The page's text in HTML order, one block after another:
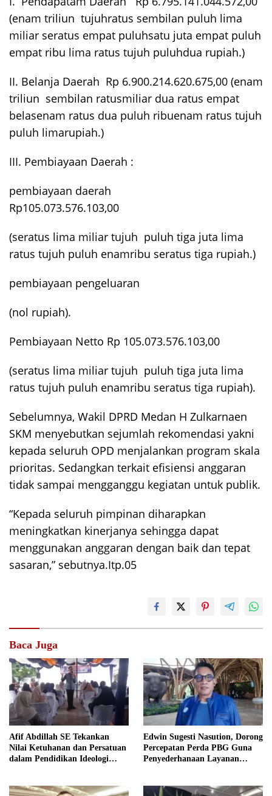
(enam triliun tujuhratus sembilan puluh lima
miliar seratus empat puluhsatu juta empat puluh
empat ribu lima ratus tujuh puluhdua rupiah.)
II. Belanja Daerah Rp 6.900.214.620.675,00 (enam
triliun sembilan ratusmiliar dua ratus empat
belasenam ratus dua puluh ribuenam ratus tujuh
puluh limarupiah.)
III. Pembiayaan Daerah :
pembiayaan daerah
Rp105.073.576.103,00
(seratus lima miliar tujuh puluh tiga juta lima
ratus tujuh puluh enamribu seratus tiga rupiah.)
pembiayaan pengeluaran
(nol rupiah).
Pembiayaan Netto Rp 105.073.576.103,00
(seratus lima miliar tujuh puluh tiga juta lima
ratus tujuh puluh enamribu seratus tiga rupiah).
Sebelumnya, Wakil DPRD Medan H Zulkarnaen
SKM menyebutkan sejumlah rekomendasi yakni
kepada seluruh OPD menjalankan program skala
prioritas. Sedangkan terkait efisiensi anggaran
tidak sampai mengganggu kegiatan untuk publik.
“Kepada seluruh pimpinan diharapkan
meningkatkan kinerjanya sehingga dapat
menggunakan anggaran dengan baik dan tepat
sasaran,” sebutnya.Itp.05
Baca Juga
Afif Abdillah SE Tekankan
Nilai Ketuhanan dan Persatuan
dalam Pendidikan Ideologi
Edwin Sugesti Nasution, Dorong
Percepatan Perda PBG Guna
Penyederhanaan Layanan